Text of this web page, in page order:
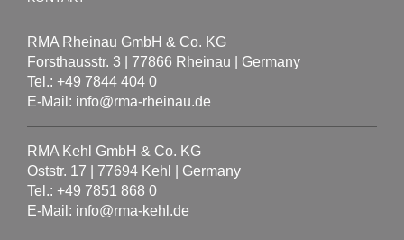
RMA Rheinau GmbH & Co. KG
Forsthausstr. 3 | 77866 Rheinau | Germany
Tel.: +49 7844 404 0
E-Mail: info@rma-rheinau.de
RMA Kehl GmbH & Co. KG
Oststr. 17 | 77694 Kehl | Germany
Tel.: +49 7851 868 0
E-Mail: info@rma-kehl.de